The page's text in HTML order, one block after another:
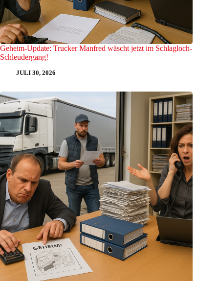
Geheim-Update: Trucker Manfred wäscht jetzt im Schlagloch-
Schleudergang!
JULI 30, 2026